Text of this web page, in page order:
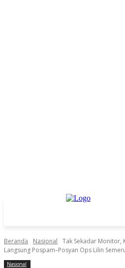
Beranda Nasional
Tak Sekadar Monitor,
Langsung Pospam–Posyan Ops Lilin
Nasional